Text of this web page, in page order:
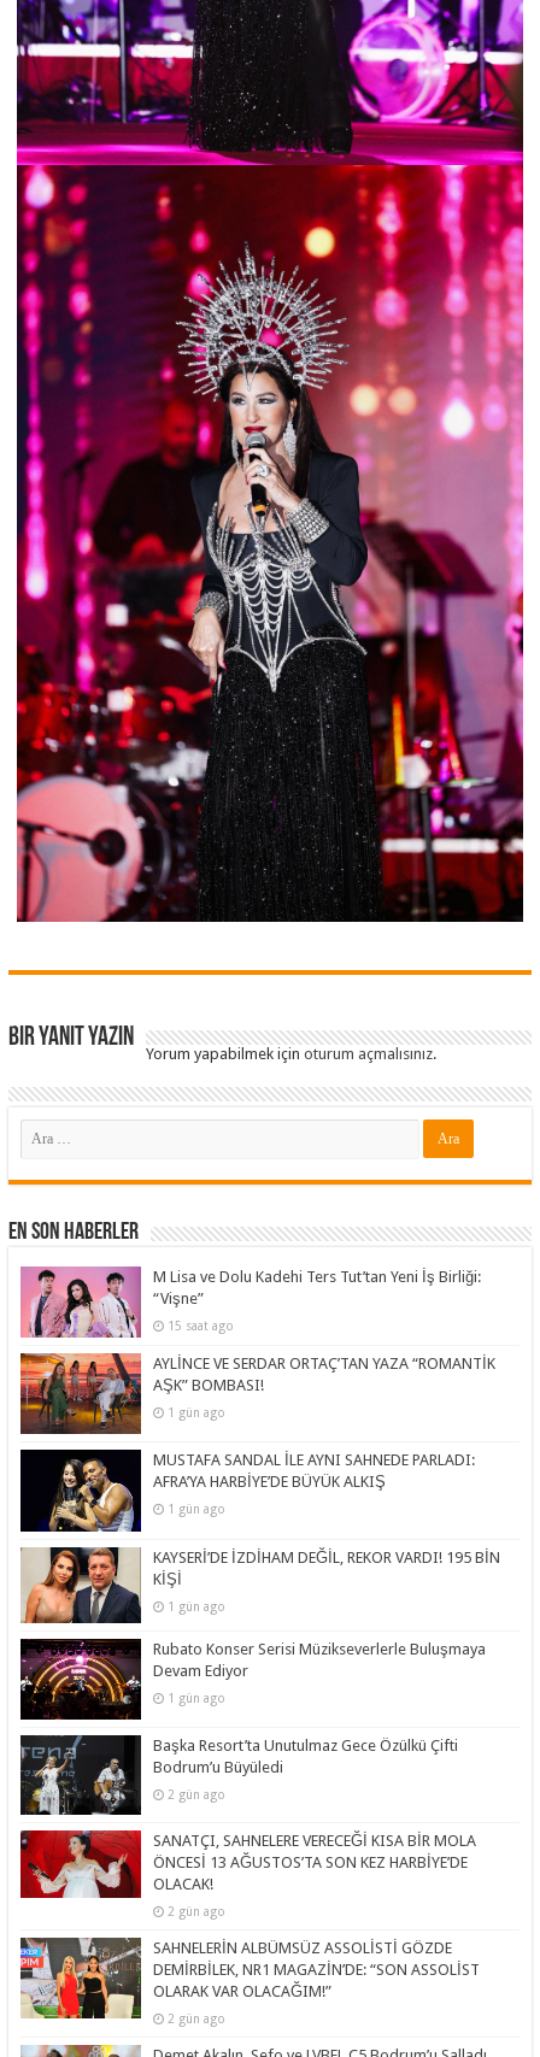
Bir yanıt yazın
Yorum yapabilmek içinoturum açmalısınız.
En Son Haberler
M Lisa ve Dolu Kadehi Ters Tut’tan Yeni İş Birliği:
“Vişne”
15 saat ago
AYLİNCE VE SERDAR ORTAÇ’TAN YAZA “ROMANTİK
AŞK” BOMBASI!
1 gün ago
MUSTAFA SANDAL İLE AYNI SAHNEDE PARLADI:
AFRA’YA HARBİYE’DE BÜYÜK ALKIŞ
1 gün ago
KAYSERİ’DE İZDİHAM DEĞİL, REKOR VARDI! 195 BİN
KİŞİ
1 gün ago
Rubato Konser Serisi Müzikseverlerle Buluşmaya
Devam Ediyor
1 gün ago
Başka Resort’ta Unutulmaz Gece Özülkü Çifti
Bodrum’u Büyüledi
2 gün ago
SANATÇI, SAHNELERE VERECEĞİ KISA BİR MOLA
ÖNCESİ 13 AĞUSTOS’TA SON KEZ HARBİYE’DE
OLACAK!
2 gün ago
SAHNELERİN ALBÜMSÜZ ASSOLİSTİ GÖZDE
DEMİRBİLEK, NR1 MAGAZİN’DE: “SON ASSOLİST
OLARAK VAR OLACAĞIM!”
2 gün ago